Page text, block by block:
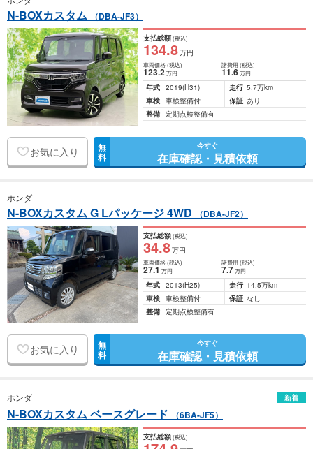
N-BOXカスタム （DBA-JF3）
支払総額(税込)
134.8万円
車両価格(税込)
123.2万円
諸費用 (税込)
11.6 万円
年式 2019(H31) 走行 5.7万km
車検 車検整備付 保証 あり
整備 定期点検整備有
お気に入り 無
料
今すぐ
在庫確認・見積依頼
ホンダ
N-BOXカスタム G Lパッケージ 4WD （DBA-JF2）
支払総額(税込)
34.8万円
車両価格(税込)
27.1万円
諸費用 (税込)
7.7 万円
年式 2013(H25) 走行 14.5万km
車検 車検整備付 保証 なし
整備 定期点検整備有
お気に入り 無
料
今すぐ
在庫確認・見積依頼
ホンダ 新着
N-BOXカスタム ベースグレード （6BA-JF5）
支払総額(税込)